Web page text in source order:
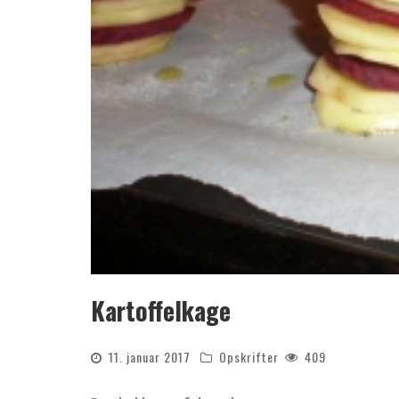
Kartoffelkage
11. januar 2017 Opskrifter 409